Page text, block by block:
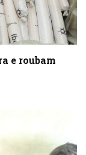
e roubam